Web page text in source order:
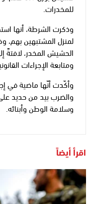
للمخدرات.
وذكرت الشرطة، أنها
لمنزل المشتبهين بهم،
الحشيش المخدر، لافتةً
ومتابعة الإجراءات
وأكّدت أنّها ماضية في
والضرب بيد من حديد
وسلامة الوطن وأبنائه.
اقرأ أيضاً